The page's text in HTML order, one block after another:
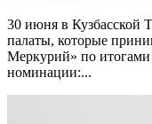
30 июня в Кузбасской
палаты, которые
Меркурий» по итогами
номинации:...